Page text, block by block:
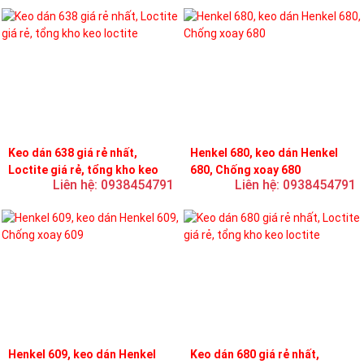
Keo dán 638 giá rẻ nhất,
Loctite giá rẻ, tổng kho keo
Liên hệ: 0938454791
Henkel 680, keo dán Henkel
680, Chống xoay 680
Liên hệ: 0938454791
Henkel 609, keo dán Henkel
Keo dán 680 giá rẻ nhất,